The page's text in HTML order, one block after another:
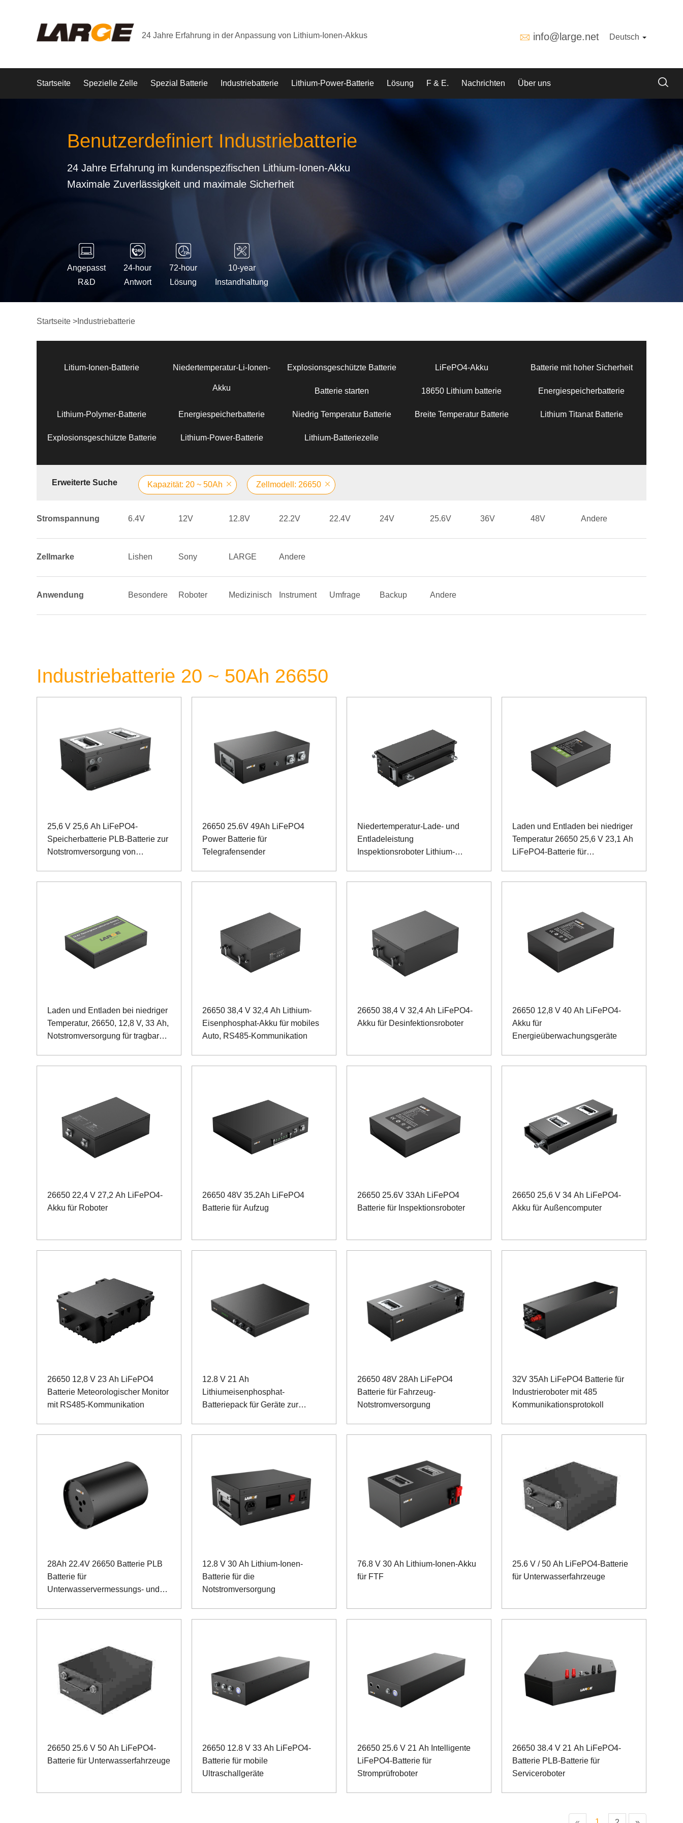
24 Jahre Erfahrung in der Anpassung von Lithium-Ionen-Akkus info@large.net Deutsch
Startseite Spezielle Zelle Spezial Batterie Industriebatterie Lithium-Power-Batterie Lösung F & E. Nachrichten Über uns
Benutzerdefiniert Industriebatterie
24 Jahre Erfahrung im kundenspezifischen Lithium-Ionen-Akku
Maximale Zuverlässigkeit und maximale Sicherheit
Angepasst
R&D
24-hour
Antwort
72-hour
Lösung
10-year
Instandhaltung
Startseite > Industriebatterie
Litium-Ionen-Batterie Niedertemperatur-Li-Ionen-
Akku
Explosionsgeschützte Batterie LiFePO4-Akku Batterie mit hoher Sicherheit
Batterie starten 18650 Lithium batterie Energiespeicherbatterie
Lithium-Polymer-Batterie Energiespeicherbatterie Niedrig Temperatur Batterie Breite Temperatur Batterie Lithium Titanat Batterie
Explosionsgeschützte Batterie Lithium-Power-Batterie Lithium-Batteriezelle
Erweiterte Suche Kapazität: 20 ~ 50Ah Zellmodell: 26650
Stromspannung 6.4V 12V 12.8V 22.2V 22.4V 24V 25.6V 36V 48V Andere
Zellmarke Lishen Sony LARGE Andere
Anwendung Besondere Roboter Medizinisch Instrument Umfrage Backup Andere
Industriebatterie 20 ~ 50Ah 26650
25,6 V 25,6 Ah LiFePO4-
Speicherbatterie PLB-Batterie zur
Notstromversorgung von
26650 25.6V 49Ah LiFePO4
Power Batterie für
Telegrafensender
Niedertemperatur-Lade- und
Entladeleistung
Inspektionsroboter Lithium-
Laden und Entladen bei niedriger
Temperatur 26650 25,6 V 23,1 Ah
LiFePO4-Batterie für
Laden und Entladen bei niedriger
Temperatur, 26650, 12,8 V, 33 Ah,
Notstromversorgung für tragbare
26650 38,4 V 32,4 Ah Lithium-
Eisenphosphat-Akku für mobiles
Auto, RS485-Kommunikation
26650 38,4 V 32,4 Ah LiFePO4-
Akku für Desinfektionsroboter
26650 12,8 V 40 Ah LiFePO4-
Akku für
Energieüberwachungsgeräte
26650 22,4 V 27,2 Ah LiFePO4-
Akku für Roboter
26650 48V 35.2Ah LiFePO4
Batterie für Aufzug
26650 25.6V 33Ah LiFePO4
Batterie für Inspektionsroboter
26650 25,6 V 34 Ah LiFePO4-
Akku für Außencomputer
26650 12,8 V 23 Ah LiFePO4
Batterie Meteorologischer Monitor
mit RS485-Kommunikation
12.8 V 21 Ah
Lithiumeisenphosphat-
Batteriepack für Geräte zur
26650 48V 28Ah LiFePO4
Batterie für Fahrzeug-
Notstromversorgung
32V 35Ah LiFePO4 Batterie für
Industrieroboter mit 485
Kommunikationsprotokoll
28Ah 22.4V 26650 Batterie PLB
Batterie für
Unterwasservermessungs- und
12.8 V 30 Ah Lithium-Ionen-
Batterie für die
Notstromversorgung
76.8 V 30 Ah Lithium-Ionen-Akku
für FTF
25.6 V / 50 Ah LiFePO4-Batterie
für Unterwasserfahrzeuge
26650 25.6 V 50 Ah LiFePO4-
Batterie für Unterwasserfahrzeuge
26650 12.8 V 33 Ah LiFePO4-
Batterie für mobile
Ultraschallgeräte
26650 25.6 V 21 Ah Intelligente
LiFePO4-Batterie für
Stromprüfroboter
26650 38.4 V 21 Ah LiFePO4-
Batterie PLB-Batterie für
Serviceroboter